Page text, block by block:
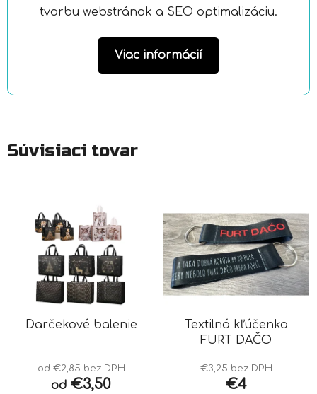
tvorbu webstránok a SEO optimalizáciu.
Viac informácií
Súvisiaci tovar
Darčekové balenie
od €2,85 bez DPH
od €3,50
Textilná kľúčenka
FURT DAČO
€3,25 bez DPH
€4